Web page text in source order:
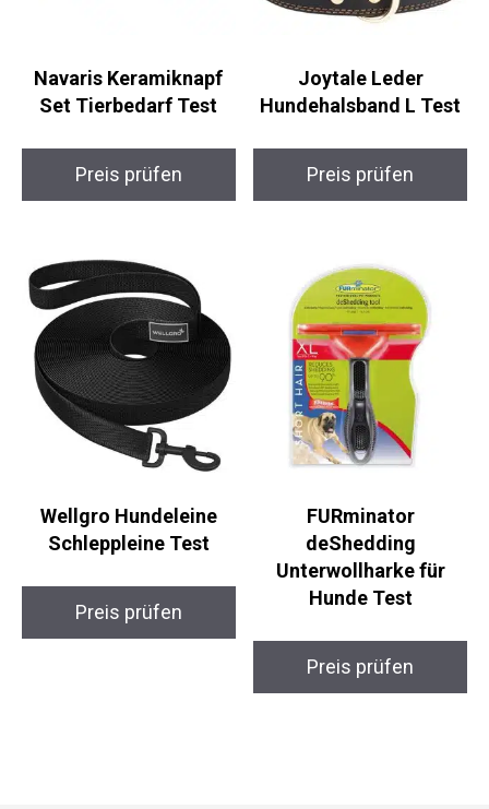
Navaris Keramiknapf
Set Tierbedarf Test
Preis prüfen
Joytale Leder
Hundehalsband L Test
Preis prüfen
Wellgro Hundeleine
Schleppleine Test
Preis prüfen
FURminator
deShedding
Unterwollharke für
Hunde Test
Preis prüfen